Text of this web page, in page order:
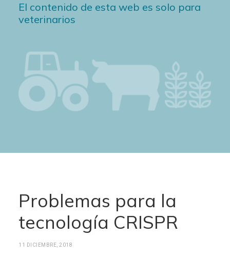
El contenido de esta web es solo para
veterinarios
Problemas para la
tecnología CRISPR
11 DICIEMBRE, 2018